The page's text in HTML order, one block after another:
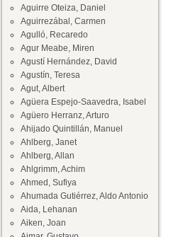
Aguirre Oteiza, Daniel
Aguirrezábal, Carmen
Agulló, Recaredo
Agur Meabe, Miren
Agustí Hernández, David
Agustín, Teresa
Agut, Albert
Agüera Espejo-Saavedra, Isabel
Agüero Herranz, Arturo
Ahijado Quintillán, Manuel
Ahlberg, Janet
Ahlberg, Allan
Ahlgrimm, Achim
Ahmed, Sufiya
Ahumada Gutiérrez, Aldo Antonio
Aida, Lehanan
Aiken, Joan